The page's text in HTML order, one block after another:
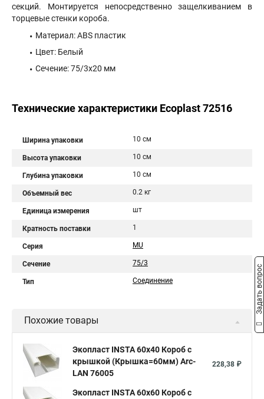
секций. Монтируется непосредственно защелкиванием в
торцевые стенки короба.
Материал: ABS пластик
Цвет: Белый
Сечение: 75/3x20 мм
Технические характеристики Ecoplast 72516
Ширина упаковки 10 см
Высота упаковки 10 см
Глубина упаковки 10 см
Объемный вес 0.2 кг
Единица измерения шт
Кратность поставки 1
Серия MU
Сечение 75/3
Тип Соединение
Похожие товары
Экопласт INSTA 60х40 Короб с
крышкой (Крышка=60мм) Arc-
LAN 76005
228,38 ₽
Экопласт INSTA 60х60 Короб с
Задать вопрос